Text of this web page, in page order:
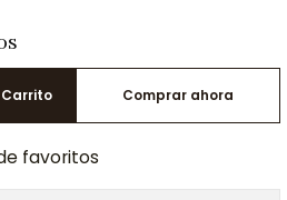
Comprar ahora
favoritos